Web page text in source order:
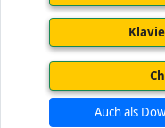
Auch als